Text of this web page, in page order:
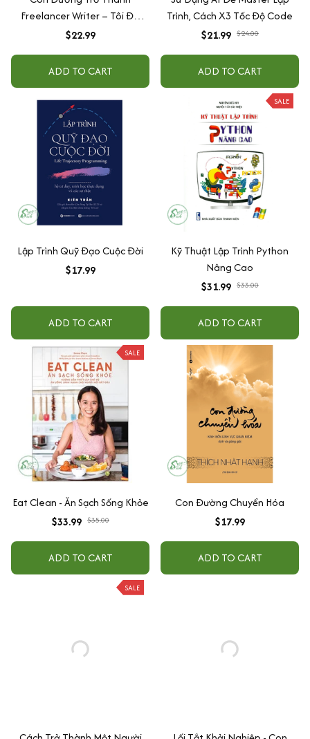
Freelancer Writer – Tôi Đã
Kiếm 800.000.000 Một Năm Từ
$22.99
ADD TO CART
Trình, Cách X3 Tốc Độ Code
$21.99 $24.00
ADD TO CART
Lập Trình Quỹ Đạo Cuộc Đời
$17.99
ADD TO CART
SALE
Kỹ Thuật Lập Trình Python
Nâng Cao
$31.99 $33.00
ADD TO CART
SALE
Eat Clean - Ăn Sạch Sống Khỏe
$33.99 $35.00
ADD TO CART
Con Đường Chuyển Hóa
$17.99
ADD TO CART
SALE